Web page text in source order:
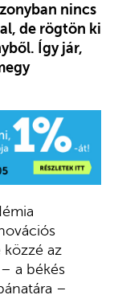
nincs
de rögtön ki
Így jár,
közzé az
a békés
–